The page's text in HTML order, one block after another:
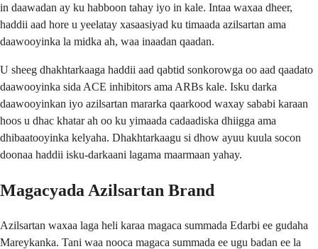
in daawadan ay ku habboon tahay iyo in kale. Intaa waxaa dheer,
haddii aad hore u yeelatay xasaasiyad ku timaada azilsartan ama
daawooyinka la midka ah, waa inaadan qaadan.
U sheeg dhakhtarkaaga haddii aad qabtid sonkorowga oo aad qaadato
daawooyinka sida ACE inhibitors ama ARBs kale. Isku darka
daawooyinkan iyo azilsartan mararka qaarkood waxay sababi karaan
hoos u dhac khatar ah oo ku yimaada cadaadiska dhiigga ama
dhibaatooyinka kelyaha. Dhakhtarkaagu si dhow ayuu kuula socon
doonaa haddii isku-darkaani lagama maarmaan yahay.
Magacyada Azilsartan Brand
Azilsartan waxaa laga heli karaa magaca summada Edarbi ee gudaha
Mareykanka. Tani waa nooca magaca summada ee ugu badan ee la